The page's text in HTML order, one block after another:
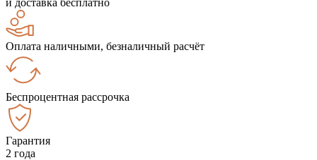
Оплата наличными, безналичный расчёт
Беспроцентная рассрочка
Гарантия
2 года